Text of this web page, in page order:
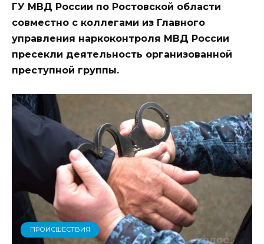
ГУ МВД России по Ростовской области
совместно с коллегами из Главного
управления наркоконтроля МВД России
пресекли деятельность организованной
преступной группы.
ПРОИСШЕСТВИЯ